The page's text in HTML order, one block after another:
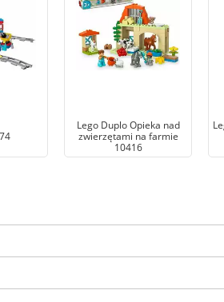
Lego Duplo Opieka nad
zwierzętami na farmie
10416